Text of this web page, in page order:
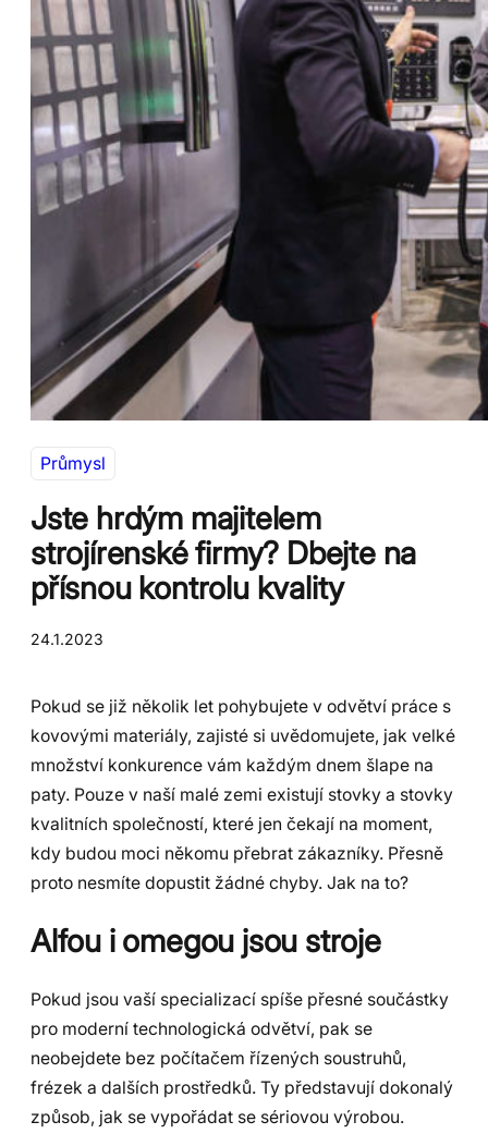
Průmysl
Jste hrdým majitelem
strojírenské firmy? Dbejte na
přísnou kontrolu kvality
24.1.2023
Pokud se již několik let pohybujete v odvětví práce s
kovovými materiály, zajisté si uvědomujete, jak velké
množství konkurence vám každým dnem šlape na
paty. Pouze v naší malé zemi existují stovky a stovky
kvalitních společností, které jen čekají na moment,
kdy budou moci někomu přebrat zákazníky. Přesně
proto nesmíte dopustit žádné chyby. Jak na to?
Alfou i omegou jsou stroje
Pokud jsou vaší specializací spíše přesné součástky
pro moderní technologická odvětví, pak se
neobejdete bez počítačem řízených soustruhů,
frézek a dalších prostředků. Ty představují dokonalý
způsob, jak se vypořádat se sériovou výrobou.